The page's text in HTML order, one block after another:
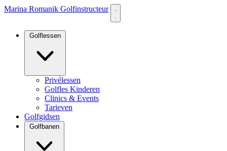
Marina Romanik Golfinstructeur
Privélessen
Golfles Kinderen
Clinics & Events
Tarieven
Golfgidsen